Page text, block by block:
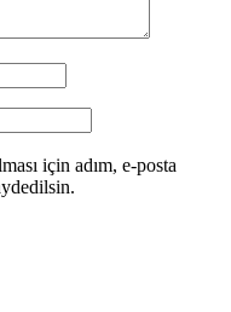
için adım, e-posta